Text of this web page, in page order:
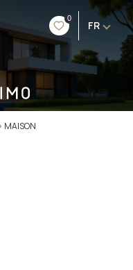
0
FR
MAISON